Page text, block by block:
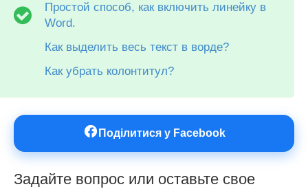
Простой способ, как включить линейку в
Word.
Как выделить весь текст в ворде?
Как убрать колонтитул?
Поділитися у Facebook
Задайте вопрос или оставьте свое